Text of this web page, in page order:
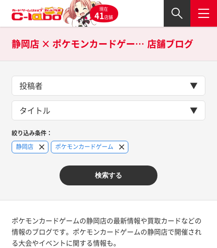
現在
41店舗
静岡店 × ポケモンカードゲームの 店舗ブログ
投稿者
タイトル
絞り込み条件：
静岡店
ポケモンカードゲーム
検索する
ポケモンカードゲームの静岡店の最新情報や買取カードなどの
情報のブログです。ポケモンカードゲームの静岡店で開催され
る大会やイベントに関する情報も。